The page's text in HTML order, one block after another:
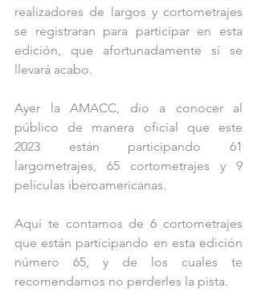
realizadores de largos y cortometrajes
se registraran para participar en esta
edición, que afortunadamente sí se
llevará acabo.
Ayer la AMACC, dio a conocer al
público de manera oficial que este
2023 están participando 61
largometrajes, 65 cortometrajes y 9
películas iberoamericanas.
Aquí te contamos de 6 cortometrajes
que están participando en esta edición
número 65, y de los cuales te
recomendamos no perderles la pista.